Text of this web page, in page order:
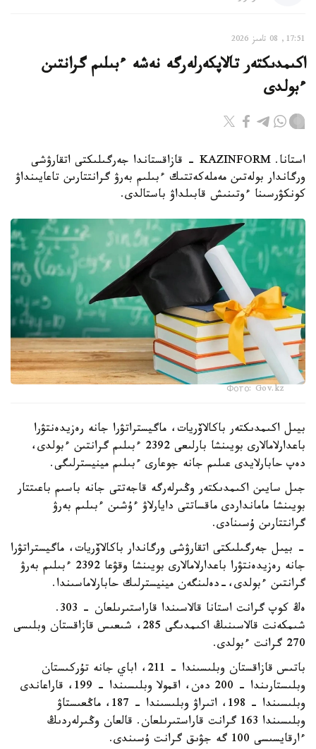
17:51, 08 تامىز 2026
اكىمدىكتەر تالاپكەرلەرگە نەشە ءبىلىم گرانتىن
ءبولدى
استانا. KAZINFORM - قازاقستاندا جەرگىلىكتى اتقارۋشى
ورگاندار بولەتىن مەملەكەتتىك ءبىلىم بەرۋ گرانتتارىن تاعايىنداۋ
كونكۋرسىنا ءوتىنىش قابىلداۋ باستالدى.
Фото: Gov.kz
بيىل اكىمدىكتەر باكالاۆريات، ماگيستراتۋرا جانە رەزيدەنتۋرا
باعدارلامالارى بويىنشا بارلىعى 2392 ءبىلىم گرانتىن ءبولدى،
دەپ حابارلايدى عىلىم جانە جوعارى ءبىلىم مينيسترلىگى.
جىل سايىن اكىمدىكتەر وڭىرلەرگە قاجەتتى جانە باسىم باعىتتار
بويىنشا مامانداردى ماقساتتى دايارلاۋ ءۇشىن ءبىلىم بەرۋ
گرانتتارىن ۇسىنادى.
- بيىل جەرگىلىكتى اتقارۋشى ورگاندار باكالاۆريات، ماگيستراتۋرا
جانە رەزيدەنتۋرا باعدارلامالارى بويىنشا وقۋعا 2392 ءبىلىم بەرۋ
گرانتىن ءبولدى،-دەلىنگەن مينيسترلىك حابارلاماسىندا.
ەڭ كوپ گرانت استانا قالاسىندا قاراستىرىلعان - 303.
شىمكەنت قالاسىنىڭ اكىمدىگى 285، شىعىس قازاقستان وبلىسى
270 گرانت ءبولدى.
باتىس قازاقستان وبلىسىندا – 211، اباي جانە تۇركىستان
وبلىستارىندا – 200 دەن، اقمولا وبلىسىندا – 199، قاراعاندى
وبلىسىندا – 198، اتىراۋ وبلىسىندا – 187، ماڭعىستاۋ
وبلىسىندا 163 گرانت قاراستىرىلعان. قالعان وڭىرلەردىڭ
ءارقايسىسى 100 گە جۋىق گرانت ۇسىندى.